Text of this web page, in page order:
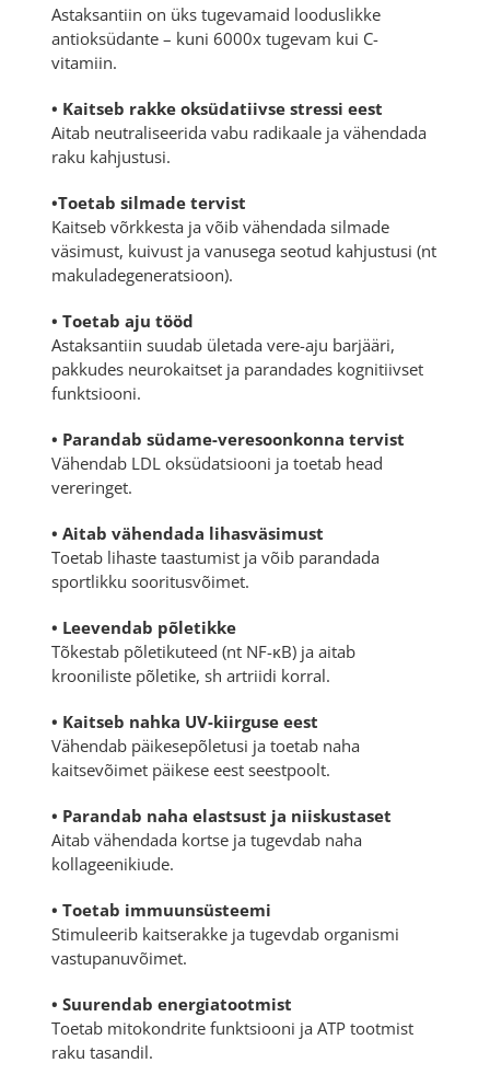
Astaksantiin on üks tugevamaid looduslikke
antioksüdante – kuni 6000x tugevam kui C-
vitamiin.
• Kaitseb rakke oksüdatiivse stressi eest
Aitab neutraliseerida vabu radikaale ja vähendada
raku kahjustusi.
•Toetab silmade tervist
Kaitseb võrkkesta ja võib vähendada silmade
väsimust, kuivust ja vanusega seotud kahjustusi (nt
makuladegeneratsioon).
• Toetab aju tööd
Astaksantiin suudab ületada vere-aju barjääri,
pakkudes neurokaitset ja parandades kognitiivset
funktsiooni.
• Parandab südame-veresoonkonna tervist
Vähendab LDL oksüdatsiooni ja toetab head
vereringet.
• Aitab vähendada lihasväsimust
Toetab lihaste taastumist ja võib parandada
sportlikku sooritusvõimet.
• Leevendab põletikke
Tõkestab põletikuteed (nt NF-κB) ja aitab
krooniliste põletike, sh artriidi korral.
• Kaitseb nahka UV-kiirguse eest
Vähendab päikesepõletusi ja toetab naha
kaitsevõimet päikese eest seestpoolt.
• Parandab naha elastsust ja niiskustaset
Aitab vähendada kortse ja tugevdab naha
kollageenikiude.
• Toetab immuunsüsteemi
Stimuleerib kaitserakke ja tugevdab organismi
vastupanuvõimet.
• Suurendab energiatootmist
Toetab mitokondrite funktsiooni ja ATP tootmist
raku tasandil.